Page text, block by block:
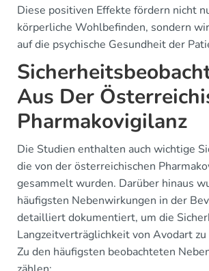
Diese positiven Effekte fördern nicht
körperliche Wohlbefinden, sondern
auf die psychische Gesundheit der
Aus Der
Pharmakovigilanz
Die Studien enthalten auch wichtige
die von der österreichischen
gesammelt wurden. Darüber hinaus
häufigsten Nebenwirkungen in der
detailliert dokumentiert, um die
Langzeitverträglichkeit von Avodart
Zu den häufigsten beobachteten